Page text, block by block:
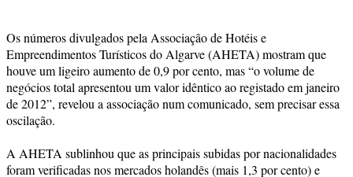
Os números divulgados pela Associação de Hotéis e
Empreendimentos Turísticos do Algarve (AHETA) mostram que
houve um ligeiro aumento de 0,9 por cento, mas “o volume de
negócios total apresentou um valor idêntico ao registado em janeiro
de 2012”, revelou a associação num comunicado, sem precisar essa
oscilação.
A AHETA sublinhou que as principais subidas por nacionalidades
foram verificadas nos mercados holandês (mais 1,3 por cento) e